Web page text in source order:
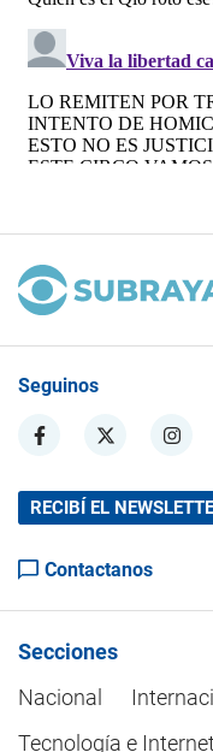
Seguinos
RECIBÍ EL
Contactanos
Secciones
Nacional
Tecnología e Internet